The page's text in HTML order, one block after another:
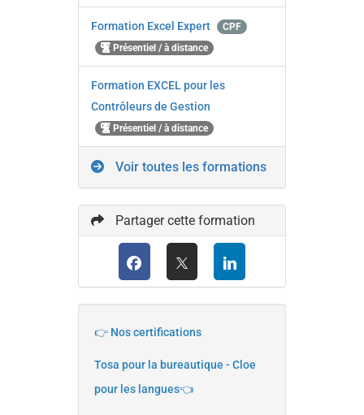
Formation Excel Expert
CPF
Présentiel / à distance
Formation EXCEL pour les
Contrôleurs de Gestion
Présentiel / à distance
Voir toutes les formations
Partager cette formation
👉 Nos certifications
Tosa pour la bureautique - Cloe
pour les langues👈